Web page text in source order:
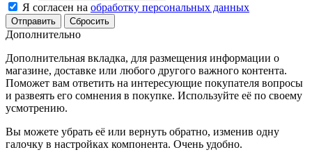
Я согласен на обработку персональных данных
Сбросить
Дополнительно
Дополнительная вкладка, для размещения информации о
магазине, доставке или любого другого важного контента.
Поможет вам ответить на интересующие покупателя вопросы
и развеять его сомнения в покупке. Используйте её по своему
усмотрению.
Вы можете убрать её или вернуть обратно, изменив одну
галочку в настройках компонента. Очень удобно.